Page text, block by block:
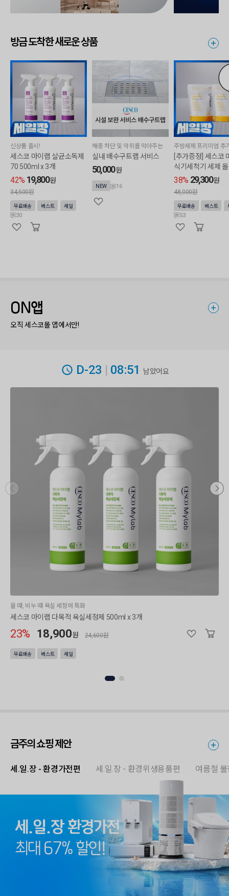
방금 도착한 새로운 상품
신상품 출시!
세스코 마이랩 살균소독제
70 500ml x 3개
42% 19,800원
34,500원
무료배송 베스트 세일
30
해충 차단 및 악취를 막아주는
실내 배수구트랩 서비스
50,000원
NEW 16
주방세제 프리미엄 추
[추가증정] 세스코
식기세척기 세제
(10g x 65개입) x 2
방세제 프리미엄
1개
38% 29,300원
48,000원
무료배송 베스트
53
ON앱
오직 세스코몰 앱에서만!
D-23 | 08:51 남았어요
물 때, 비누 때 욕실 세정에 특화
세스코 마이랩 다목적 욕실세정제 500ml x 3개
23% 18,900원 24,600원
무료배송 베스트 세일
금주의 쇼핑 제안
세.일.장 - 환경가전편 세.일.장 - 환경위생용품편 여름철 불